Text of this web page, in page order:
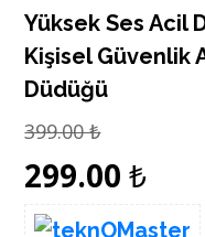
Yüksek Ses Acil
Kişisel Güvenlik
Düdüğü
399.00₺
299.00₺